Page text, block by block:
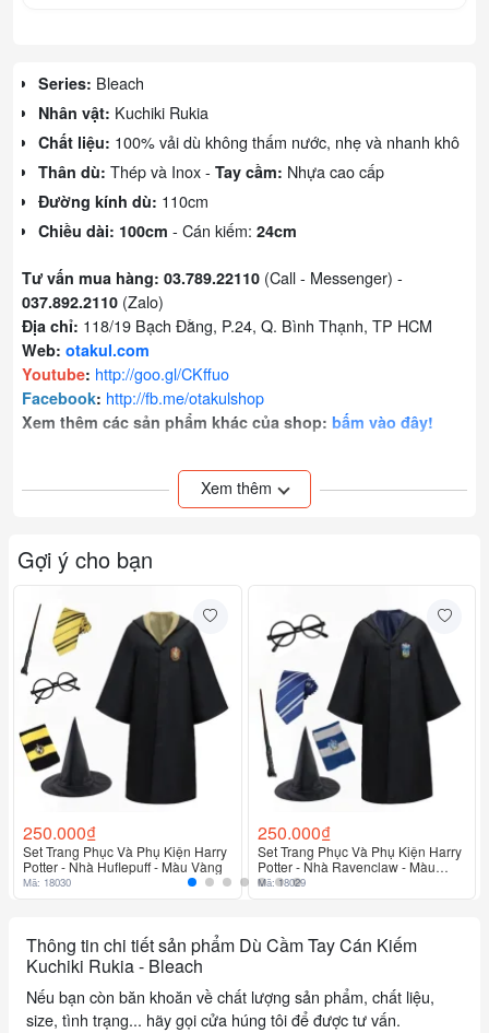
Series: Bleach
Nhân vật: Kuchiki Rukia
Chất liệu: 100% vải dù không thấm nước, nhẹ và nhanh khô
Thân dù: Thép và Inox - Tay cầm: Nhựa cao cấp
Đường kính dù: 110cm
Chiều dài: 100cm - Cán kiếm: 24cm
Tư vấn mua hàng: 03.789.22110 (Call - Messenger) -
037.892.2110 (Zalo)
Địa chỉ: 118/19 Bạch Đằng, P.24, Q. Bình Thạnh, TP HCM
Web: otakul.com
Youtube: http://goo.gl/CKffuo
Facebook: http://fb.me/otakulshop
Xem thêm các sản phẩm khác của shop: bấm vào đây!
Xem thêm
Gợi ý cho bạn
250.000₫
Set Trang Phục Và Phụ Kiện Harry
Potter - Nhà Huflepuff - Màu Vàng
Mã: 18030
250.000₫
Set Trang Phục Và Phụ Kiện Harry
Potter - Nhà Ravenclaw - Màu
Xanh Dương
Mã: 18029
Thông tin chi tiết sản phẩm Dù Cầm Tay Cán Kiếm
Kuchiki Rukia - Bleach
Nếu bạn còn băn khoăn về chất lượng sản phẩm, chất liệu,
size, tình trạng... hãy gọi cửa húng tôi để được tư vấn.